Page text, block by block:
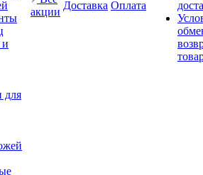
для
акции
Доставка Оплата